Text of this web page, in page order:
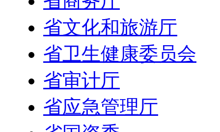
省文化和旅游厅
省卫生健康委员会
省审计厅
省应急管理厅